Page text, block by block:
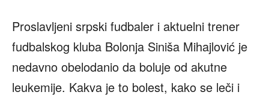
Proslavljeni srpski fudbaler i aktuelni trener
fudbalskog kluba Bolonja Siniša Mihajlović je
nedavno obelodanio da boluje od akutne
leukemije. Kakva je to bolest, kako se leči i